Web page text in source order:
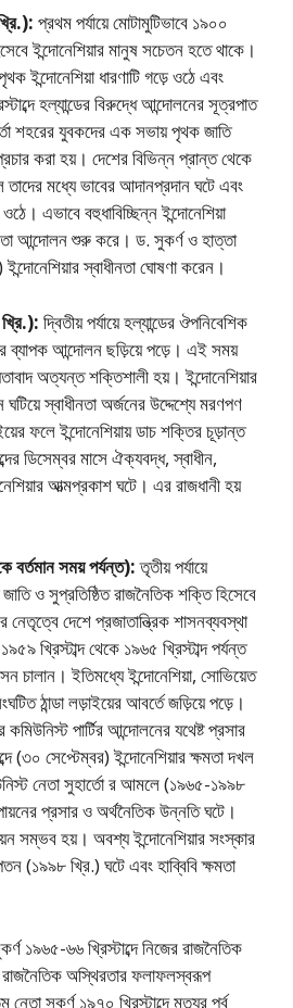
প্রথম পর্যায়ে মােটামুটিভাবে ১৯০০
ইন্দোনেশিয়ার মানুষ সচেতন হতে থাকে।
ইন্দোনেশিয়া ধারণাটি গড়ে ওঠে এবং
হল্যান্ডের বিরুদ্ধে আন্দোলনের সূত্রপাত
শহরের যুবকদের এক সভায় পৃথক জাতি
করা হয়। দেশের বিভিন্ন প্রান্ত থেকে
মধ্যে ভাবের আদানপ্রদান ঘটে এবং
এভাবে বহুধাবিচ্ছিন্ন ইন্দোনেশিয়া
আন্দোলন শুরু করে। ড. সুকর্ণ ও হাত্তা
স্বাধীনতা ঘােষণা করেন।
দ্বিতীয় পর্যায়ে হল্যান্ডের ঔপনিবেশিক
ব্যাপক আন্দোলন ছড়িয়ে পড়ে। এই সময়
অত্যন্ত শক্তিশালী হয়। ইন্দোনেশিয়ার
স্বাধীনতা অর্জনের উদ্দেশ্যে মরণপণ
ফলে ইন্দোনেশিয়ায় ডাচ শক্তির চূড়ান্ত
ডিসেম্বর মাসে ঐক্যবদ্ধ, স্বাধীন,
আত্মপ্রকাশ ঘটে। এর রাজধানী হয়
বর্তমান সময় পর্যন্ত):তৃতীয় পর্যায়ে
ও সুপ্রতিষ্ঠিত রাজনৈতিক শক্তি হিসেবে
দেশে প্রজাতান্ত্রিক শাসনব্যবস্থা
খ্রিস্টাব্দ থেকে ১৯৬৫ খ্রিস্টাব্দ পর্যন্ত
চালান। ইতিমধ্যে ইন্দোনেশিয়া, সােভিয়েত
ঠান্ডা লড়াইয়ের আবর্তে জড়িয়ে পড়ে।
কমিউনিস্ট পার্টির আন্দোলনের যথেষ্ট প্রসার
(৩০ সেপ্টেম্বর) ইন্দোনেশিয়ার ক্ষমতা দখল
নেতা সুহার্তো র আমলে (১৯৬৫-১৯৯৮
প্রসার ও অর্থনৈতিক উন্নতি ঘটে।
সম্ভব হয়। অবশ্য ইন্দোনেশিয়ার সংস্কার
(১৯৯৮ খ্রি.) ঘটে এবং হাব্বিবি ক্ষমতা
১৯৬৫-৬৬ খ্রিস্টাব্দে নিজের রাজনৈতিক
রাজনৈতিক অস্থিরতার ফলাফলস্বরূপ
সুকর্ণ ১৯৭০ খ্রিস্টাব্দে মৃত্যুর পূর্ব